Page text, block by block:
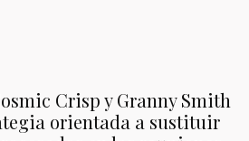
Crisp y Granny Smith
orientada a sustituir